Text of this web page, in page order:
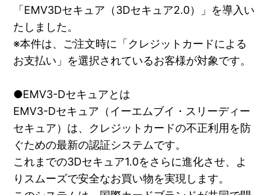
「EMV3Dセキュア（3Dセキュア2.0）」を導入い
たしました。
※本件は、ご注文時に「クレジットカードによる
お支払い」を選択されているお客様が対象です。
●EMV3-Dセキュアとは
EMV3-Dセキュア（イーエムブイ・スリーディー
セキュア）は、クレジットカードの不正利用を防
ぐための最新の認証システムです。
これまでの3Dセキュア1.0をさらに進化させ、よ
りスムーズで安全なお買い物を実現します。